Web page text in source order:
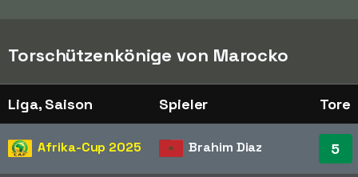
Torschützenkönige von Marocko
Liga, Saison Spieler Tore
Afrika-Cup 2025 Brahim Diaz 5